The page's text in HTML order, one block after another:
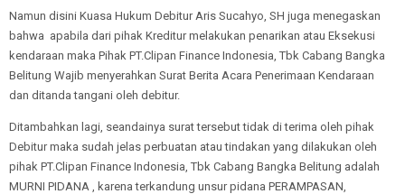
Namun disini Kuasa Hukum Debitur Aris Sucahyo, SH juga menegaskan
bahwa apabila dari pihak Kreditur melakukan penarikan atau Eksekusi
kendaraan maka Pihak PT.Clipan Finance Indonesia, Tbk Cabang Bangka
Belitung Wajib menyerahkan Surat Berita Acara Penerimaan Kendaraan
dan ditanda tangani oleh debitur.
Ditambahkan lagi, seandainya surat tersebut tidak di terima oleh pihak
Debitur maka sudah jelas perbuatan atau tindakan yang dilakukan oleh
pihak PT.Clipan Finance Indonesia, Tbk Cabang Bangka Belitung adalah
MURNI PIDANA , karena terkandung unsur pidana PERAMPASAN,